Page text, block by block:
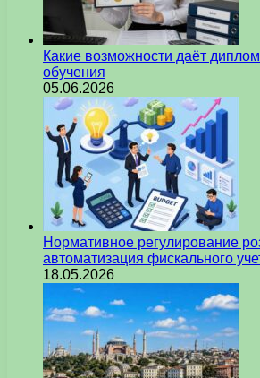
Какие возможности даёт
обучения
05.06.2026
Нормативное регулирование
автоматизация фискального
18.05.2026